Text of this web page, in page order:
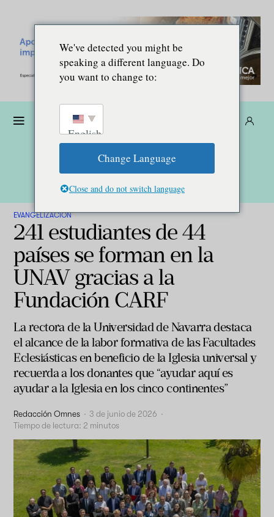
EVANGELIZACIÓN
241 estudiantes de 44
países se forman en la
UNAV gracias a la
Fundación CARF
La rectora de la Universidad de Navarra destaca
el alcance de la labor formativa de las Facultades
Eclesiásticas en beneficio de la Iglesia universal y
recuerda a los donantes que “ayudar aquí es
ayudar a la Iglesia en los cinco continentes”
Redacción Omnes · 3 de junio de 2026 ·
Tiempo de lectura: 2 minutos
We've detected you might be
speaking a different language. Do
you want to change to:
English
Change Language
Close and do not switch language